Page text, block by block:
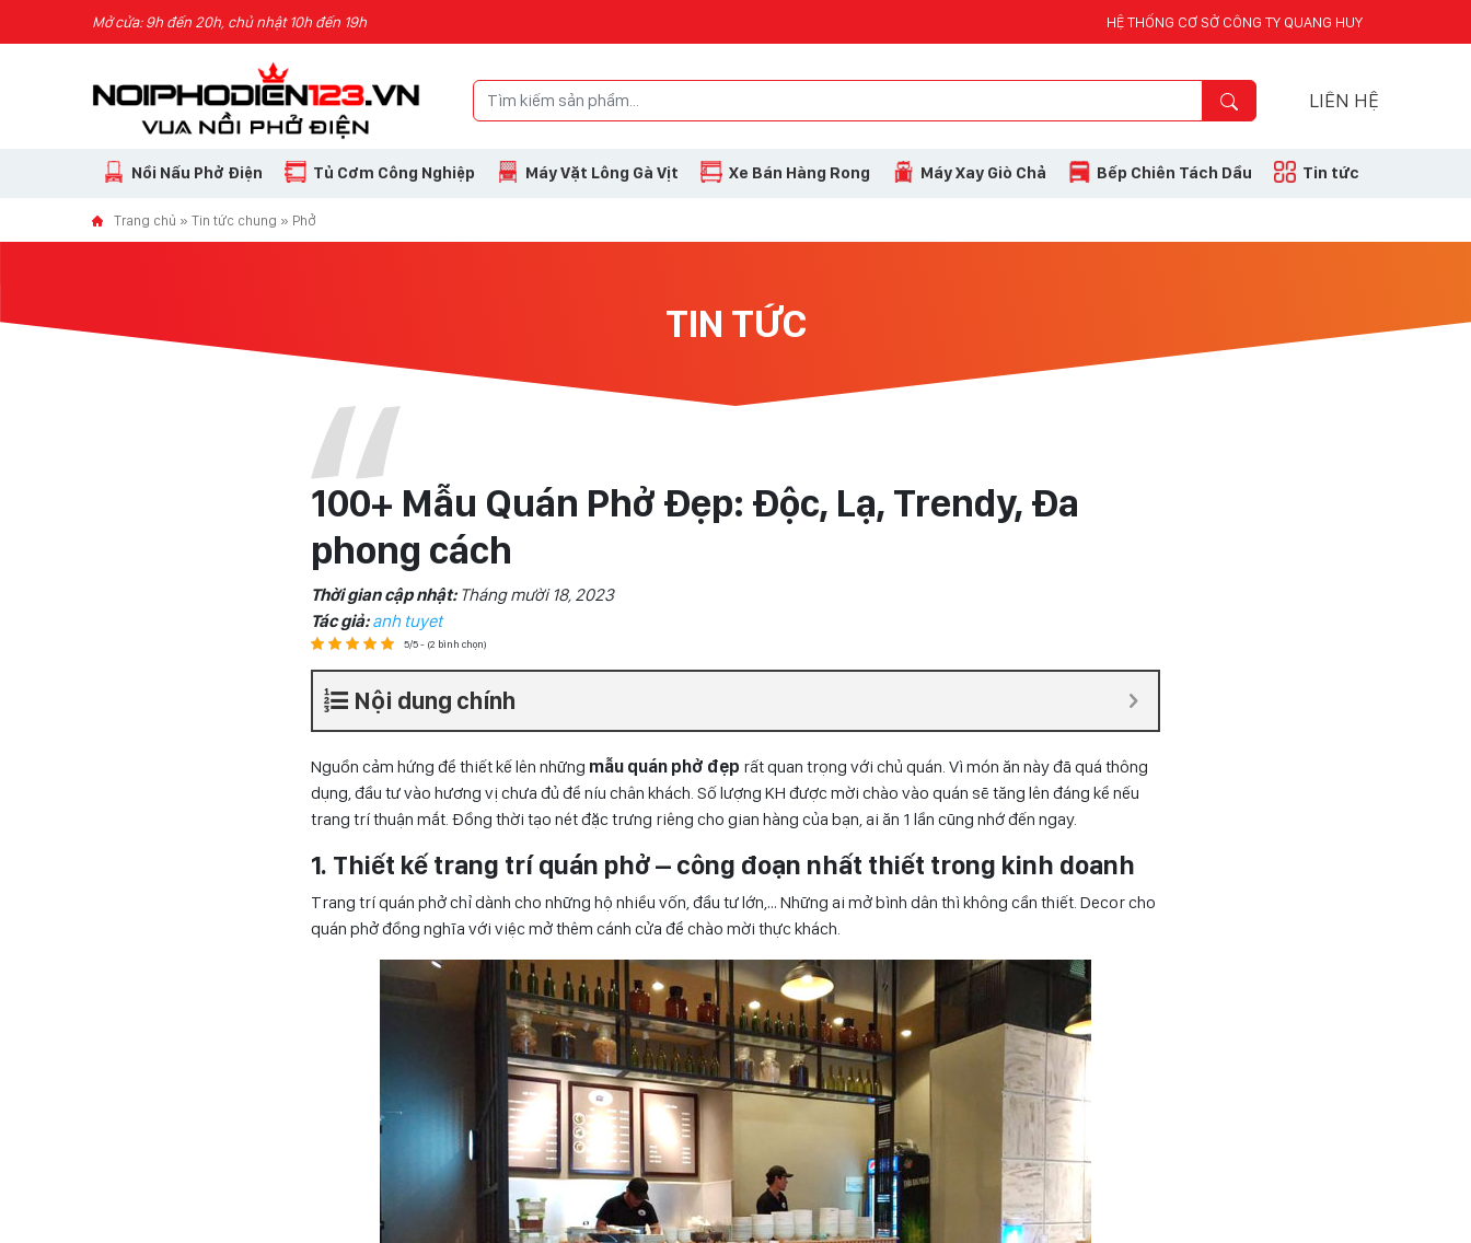
Skip to contentMở cửa: 9h đến 20h, chủ nhật 10h đến 19h HỆ THỐNG CƠ SỞ CÔNG TY QUANG HUY
LIÊN HỆ
Nồi Nấu Phở Điện Tủ Cơm Công Nghiệp Máy Vặt Lông Gà Vịt Xe Bán Hàng Rong Máy Xay Giò Chả Bếp Chiên Tách Dầu Tin tức
Trang chủ » Tin tức chung » Phở
TIN TỨC
100+ Mẫu Quán Phở Đẹp: Độc, Lạ, Trendy, Đa
phong cách
Thời gian cập nhật: Tháng mười 18, 2023
Tác giả:anh tuyet
5/5 - (2 bình chọn)
Nội dung chính
Nguồn cảm hứng để thiết kế lên những mẫu quán phở đẹp rất quan trọng với chủ quán. Vì món ăn này đã quá thông
dụng, đầu tư vào hương vị chưa đủ để níu chân khách. Số lượng KH được mời chào vào quán sẽ tăng lên đáng kể nếu
trang trí thuận mắt. Đồng thời tạo nét đặc trưng riêng cho gian hàng của bạn, ai ăn 1 lần cũng nhớ đến ngay.
1. Thiết kế trang trí quán phở – công đoạn nhất thiết trong kinh doanh
Trang trí quán phở chỉ dành cho những hộ nhiều vốn, đầu tư lớn,… Những ai mở bình dân thì không cần thiết. Decor cho
quán phở đồng nghĩa với việc mở thêm cánh cửa để chào mời thực khách.